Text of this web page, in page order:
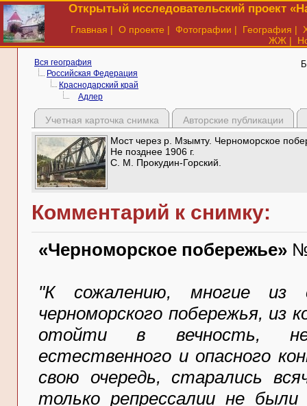
Открытый исследовательский проект
Главная | О проекте | Фотографии | География |
ЖЖ |
Вся география
Российская Федерация
Краснодарский край
Адлер
Учетная карточка снимка
Авторские публикации
Мост через р. Мзымту. Черноморское
Не позднее 1906 г.
С. М. Прокудин-Горский.
Комментарий к снимку:
«Черноморское побережье»
"К сожалению, многие из
черноморского побережья, из
отойти в вечность,
естественного и опасного
свою очередь, старались
только репрессалии не